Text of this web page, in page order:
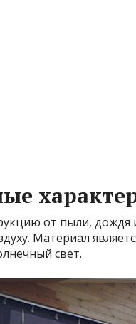
от пыли, дождя
Материал
свет.